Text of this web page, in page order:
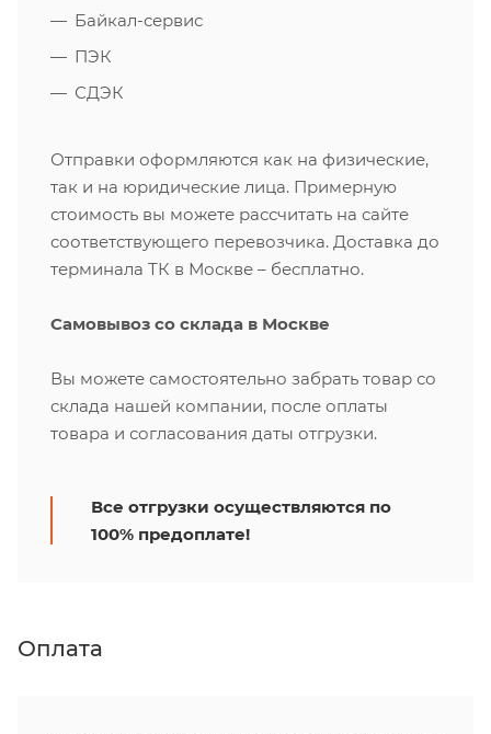
Байкал-сервис
ПЭК
СДЭК
Отправки оформляются как на физические,
так и на юридические лица. Примерную
стоимость вы можете рассчитать на сайте
соответствующего перевозчика. Доставка до
терминала ТК в Москве – бесплатно.
Самовывоз со склада в Москве
Вы можете самостоятельно забрать товар со
склада нашей компании, после оплаты
товара и согласования даты отгрузки.
Все отгрузки осуществляются по
100% предоплате!
Оплата